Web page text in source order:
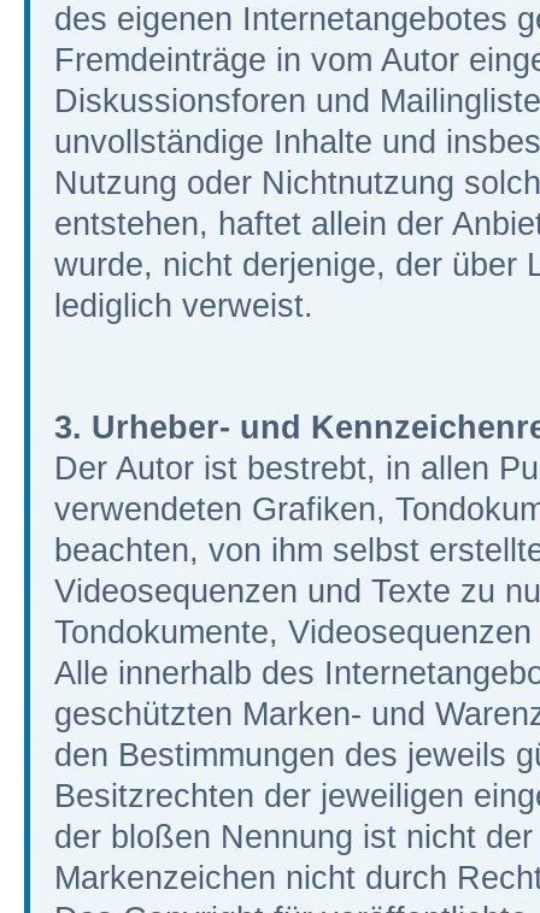
des eigenen Internetangebotes
Fremdeinträge in vom Autor
Diskussionsforen und
unvollständige Inhalte und
Nutzung oder Nichtnutzung
entstehen, haftet allein der
wurde, nicht derjenige, der über
lediglich verweist.
3. Urheber- und
Der Autor ist bestrebt, in allen
verwendeten Grafiken,
beachten, von ihm selbst
Videosequenzen und Texte zu
Tondokumente,
Alle innerhalb des
geschützten Marken- und
den Bestimmungen des jeweils
Besitzrechten der jeweiligen
der bloßen Nennung ist nicht
Markenzeichen nicht durch